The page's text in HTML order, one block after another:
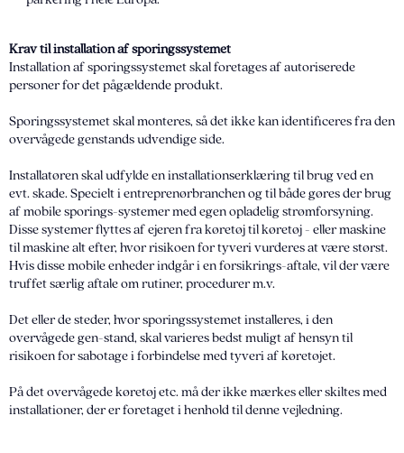
Krav til installation af sporingssystemet
Installation af sporingssystemet skal foretages af autoriserede
personer for det pågældende produkt.
Sporingssystemet skal monteres, så det ikke kan identificeres fra den
overvågede genstands udvendige side.
Installatøren skal udfylde en installationserklæring til brug ved en
evt. skade. Specielt i entreprenørbranchen og til både gøres der brug
af mobile sporings-systemer med egen opladelig strømforsyning.
Disse systemer flyttes af ejeren fra køretøj til køretøj - eller maskine
til maskine alt efter, hvor risikoen for tyveri vurderes at være størst.
Hvis disse mobile enheder indgår i en forsikrings-aftale, vil der være
truffet særlig aftale om rutiner, procedurer m.v.
Det eller de steder, hvor sporingssystemet installeres, i den
overvågede gen-stand, skal varieres bedst muligt af hensyn til
risikoen for sabotage i forbindelse med tyveri af køretøjet.
På det overvågede køretøj etc. må der ikke mærkes eller skiltes med
installationer, der er foretaget i henhold til denne vejledning.